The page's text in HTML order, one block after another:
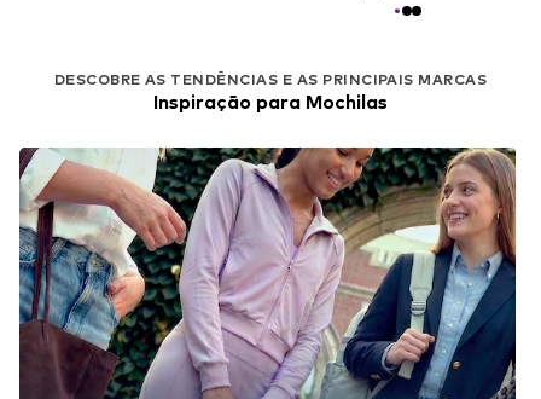
DESCOBRE AS TENDÊNCIAS E AS PRINCIPAIS MARCAS
Inspiração para Mochilas